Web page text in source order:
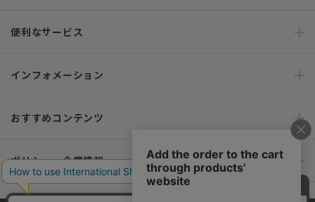
便利なサービス
インフォメーション
おすすめコンテンツ
ポリシー・企業情報